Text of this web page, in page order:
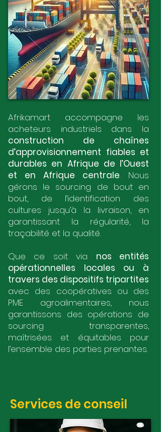
Afrikamart accompagne les
acheteurs industriels dans la
construction de chaînes
d’approvisionnement fiables et
durables en Afrique de l’Ouest
et en Afrique centrale. Nous
gérons le sourcing de bout en
bout, de l’identification des
cultures jusqu’à la livraison, en
garantissant la régularité, la
traçabilité et la qualité.
Que ce soit via nos entités
opérationnelles locales ou à
travers des dispositifs tripartites
avec des coopératives ou des
PME agroalimentaires, nous
garantissons des opérations de
sourcing transparentes,
maîtrisées et équitables pour
l’ensemble des parties prenantes.
Services de conseil